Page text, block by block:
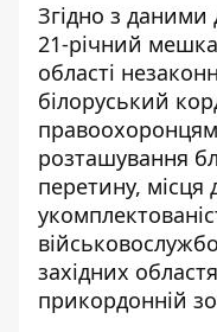
Згідно з даними
21-річний
області
білоруський
розташування
перетину, місця
західних
прикордонній